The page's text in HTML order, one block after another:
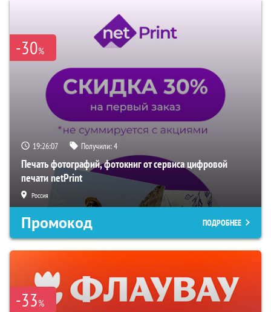
-30%
19:26:06 Получили:4
Печать фотографий, фотокниг от сервиса цифровой
печати netPrint
Россия
Промокод ПОДРОБНЕЕ
-33%